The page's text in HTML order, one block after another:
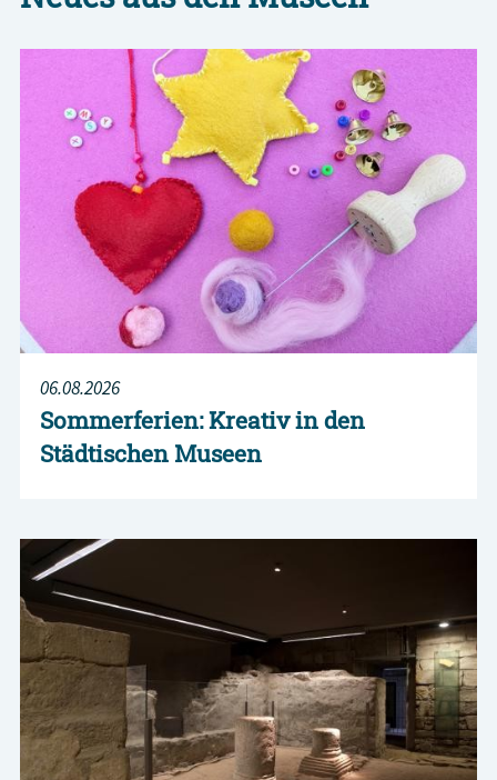
06.08.2026
Sommerferien: Kreativ in den
Städtischen Museen